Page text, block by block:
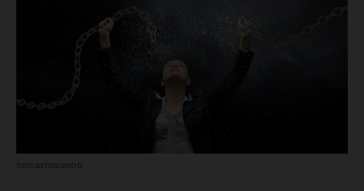
foto:astrocentro